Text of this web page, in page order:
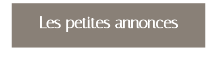
Les petites annonces